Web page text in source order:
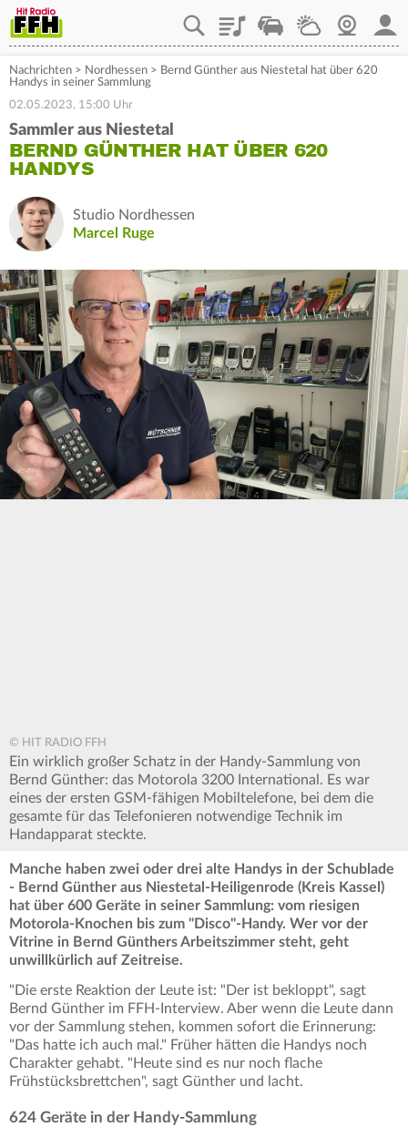
PlaylistStaupilotWetterWebcam
Nachrichten > Nordhessen > Bernd Günther aus Niestetal hat über 620
Handys in seiner Sammlung
02.05.2023, 15:00 Uhr
Sammler aus Niestetal
BERND GÜNTHER HAT ÜBER 620
HANDYS
Studio Nordhessen
Marcel Ruge
© HIT RADIO FFH
Ein wirklich großer Schatz in der Handy-Sammlung von
Bernd Günther: das Motorola 3200 International. Es war
eines der ersten GSM-fähigen Mobiltelefone, bei dem die
gesamte für das Telefonieren notwendige Technik im
Handapparat steckte.
Manche haben zwei oder drei alte Handys in der Schublade
- Bernd Günther aus Niestetal-Heiligenrode (Kreis Kassel)
hat über 600 Geräte in seiner Sammlung: vom riesigen
Motorola-Knochen bis zum "Disco"-Handy. Wer vor der
Vitrine in Bernd Günthers Arbeitszimmer steht, geht
unwillkürlich auf Zeitreise.
"Die erste Reaktion der Leute ist: "Der ist bekloppt", sagt
Bernd Günther im FFH-Interview. Aber wenn die Leute dann
vor der Sammlung stehen, kommen sofort die Erinnerung:
"Das hatte ich auch mal." Früher hätten die Handys noch
Charakter gehabt. "Heute sind es nur noch flache
Frühstücksbrettchen", sagt Günther und lacht.
624 Geräte in der Handy-Sammlung